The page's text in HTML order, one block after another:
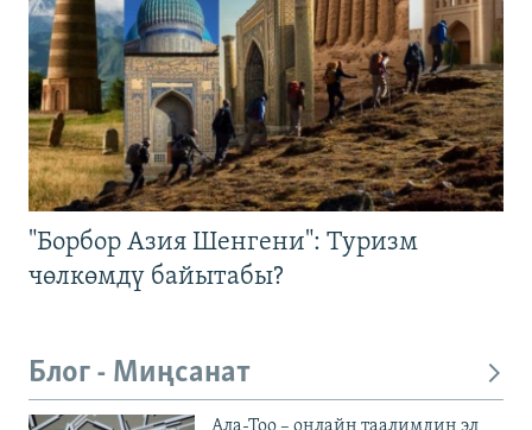
"Борбор Азия Шенгени": Туризм
чөлкөмдү байытабы?
Блог - Миңсанат